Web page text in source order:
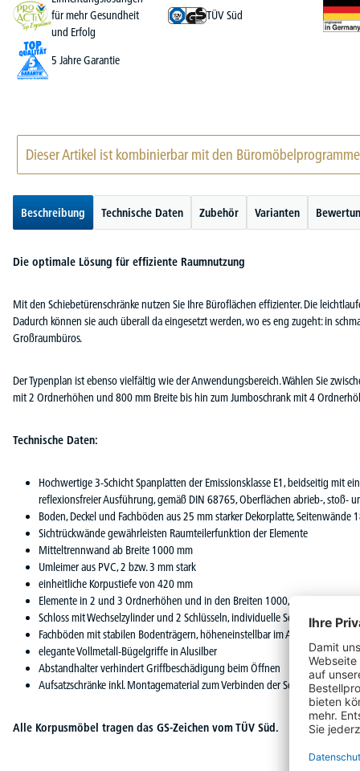
für mehr Gesundheit
und Erfolg
TÜV Süd
5 Jahre Garantie
Dieser Artikel ist kombinierbar mit den
Beschreibung Technische Daten Zubehör Varianten
Die optimale Lösung für effiziente Raumnutzung
Mit den Schiebetürenschränke nutzen Sie Ihre Büroflächen effizienter. Die
Dadurch können sie auch überall da eingesetzt werden, wo es eng zugeht: in
Großraumbüros.
Der Typenplan ist ebenso vielfältig wie der Anwendungsbereich. Wählen Sie
mit 2 Ordnerhöhen und 800 mm Breite bis hin zum Jumboschrank mit 4
Technische Daten:
Hochwertige 3-Schicht Spanplatten der Emissionsklasse E1, beidseitig mit
reflexionsfreier Ausführung, gemäß DIN 68765, Oberflächen abrieb-, stoß-
Boden, Deckel und Fachböden aus 25 mm starker Dekorplatte,
Sichtrückwände gewährleisten Raumteilerfunktion der Elemente
Mitteltrennwand ab Breite 1000 mm
Umleimer aus PVC, 2 bzw. 3 mm stark
einheitliche Korpustiefe von 420 mm
Elemente in 2 und 3 Ordnerhöhen und in den Breiten 1000, 1200 und 1600
Schloss mit Wechselzylinder und 2 Schlüsseln, individuelle Schließung
Fachböden mit stabilen Bodenträgern, höheneinstellbar im Abstand von 32
elegante Vollmetall-Bügelgriffe in Alusilber
Abstandhalter verhindert Griffbeschädigung beim Öffnen
Aufsatzschränke inkl. Montagematerial zum Verbinden der Schränke
Alle Korpusmöbel tragen das GS-Zeichen vom TÜV Süd.